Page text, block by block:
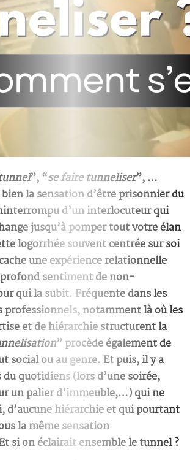
”, “se faire tunneliser”, …
la sensation d’être prisonnier du
d’un interlocuteur qui
jusqu’à pomper tout votre élan
logorrhée souvent centrée sur soi
une expérience relationnelle
sentiment de non-
qui la subit. Fréquente dans les
notamment là où les
et de hiérarchie structurent la
” procède également de
social ou au genre. Et puis, il y a
quotidiens (lors d’une soirée,
un palier d’immeuble,…) qui ne
d’aucune hiérarchie et qui pourtant
la même sensation
si on éclairait ensemble le tunnel ?